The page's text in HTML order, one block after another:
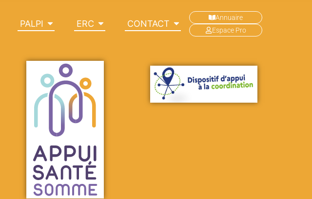
PALPI ERC CONTACT
Annuaire
Espace Pro